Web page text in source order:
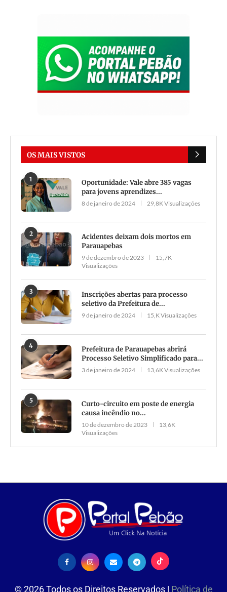
OS MAIS VISTOS
1
Oportunidade: Vale abre 385 vagas
para jovens aprendizes...
8 de janeiro de 2024 29,8K Visualizações
2
Acidentes deixam dois mortos em
Parauapebas
9 de dezembro de 2023
15,7K
Visualizações
3
Inscrições abertas para processo
seletivo da Prefeitura de...
9 de janeiro de 2024 15,K Visualizações
4
Prefeitura de Parauapebas abrirá
Processo Seletivo Simplificado para...
3 de janeiro de 2024 13,6K Visualizações
5
Curto-circuito em poste de energia
causa incêndio no...
10 de dezembro de 2023
13,6K
Visualizações
©2026Todos os Direitos Reservados | Política de